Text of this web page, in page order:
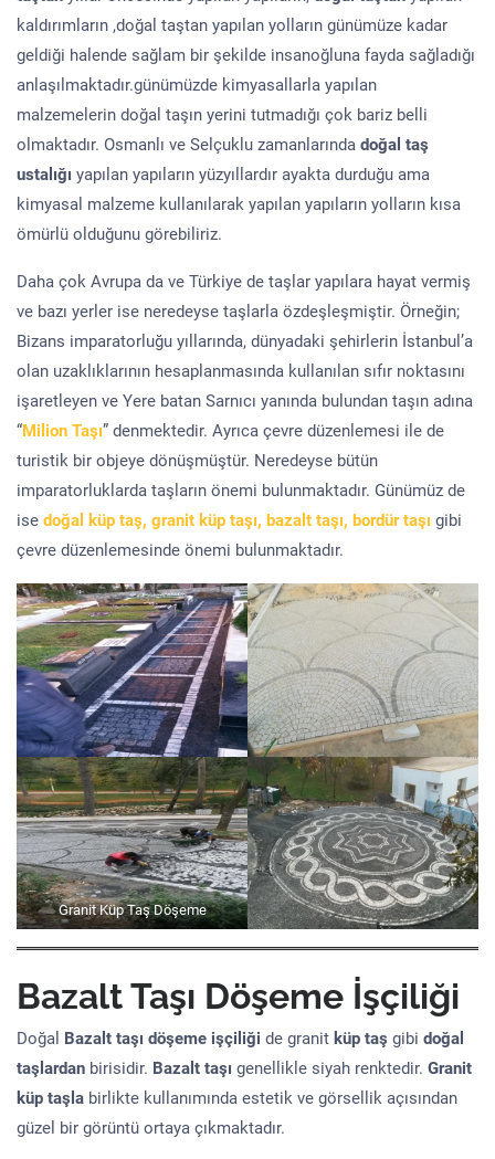
kaldırımların ,doğal taştan yapılan yolların günümüze kadar
geldiği halende sağlam bir şekilde insanoğluna fayda sağladığı
anlaşılmaktadır.günümüzde kimyasallarla yapılan
malzemelerin doğal taşın yerini tutmadığı çok bariz belli
olmaktadır. Osmanlı ve Selçuklu zamanlarında doğal taş
ustalığı yapılan yapıların yüzyıllardır ayakta durduğu ama
kimyasal malzeme kullanılarak yapılan yapıların yolların kısa
ömürlü olduğunu görebiliriz.
Daha çok Avrupa da ve Türkiye de taşlar yapılara hayat vermiş
ve bazı yerler ise neredeyse taşlarla özdeşleşmiştir. Örneğin;
Bizans imparatorluğu yıllarında, dünyadaki şehirlerin İstanbul’a
olan uzaklıklarının hesaplanmasında kullanılan sıfır noktasını
işaretleyen ve Yere batan Sarnıcı yanında bulundan taşın adına
“Milion Taşı” denmektedir. Ayrıca çevre düzenlemesi ile de
turistik bir objeye dönüşmüştür. Neredeyse bütün
imparatorluklarda taşların önemi bulunmaktadır. Günümüz de
ise doğal küp taş, granit küp taşı, bazalt taşı, bordür taşı gibi
çevre düzenlemesinde önemi bulunmaktadır.
Granit Küp Taş Döşeme
Bazalt Taşı Döşeme İşçiliği
Doğal Bazalt taşı döşeme işçiliği de granit küp taş gibi doğal
taşlardan birisidir. Bazalt taşı genellikle siyah renktedir. Granit
küp taşla birlikte kullanımında estetik ve görsellik açısından
güzel bir görüntü ortaya çıkmaktadır.